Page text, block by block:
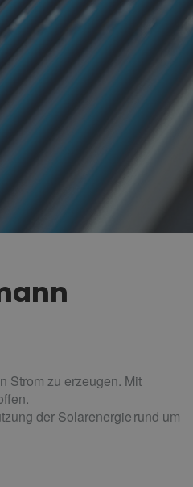
Strom zu erzeugen. Mit
der Solarenergie rund um